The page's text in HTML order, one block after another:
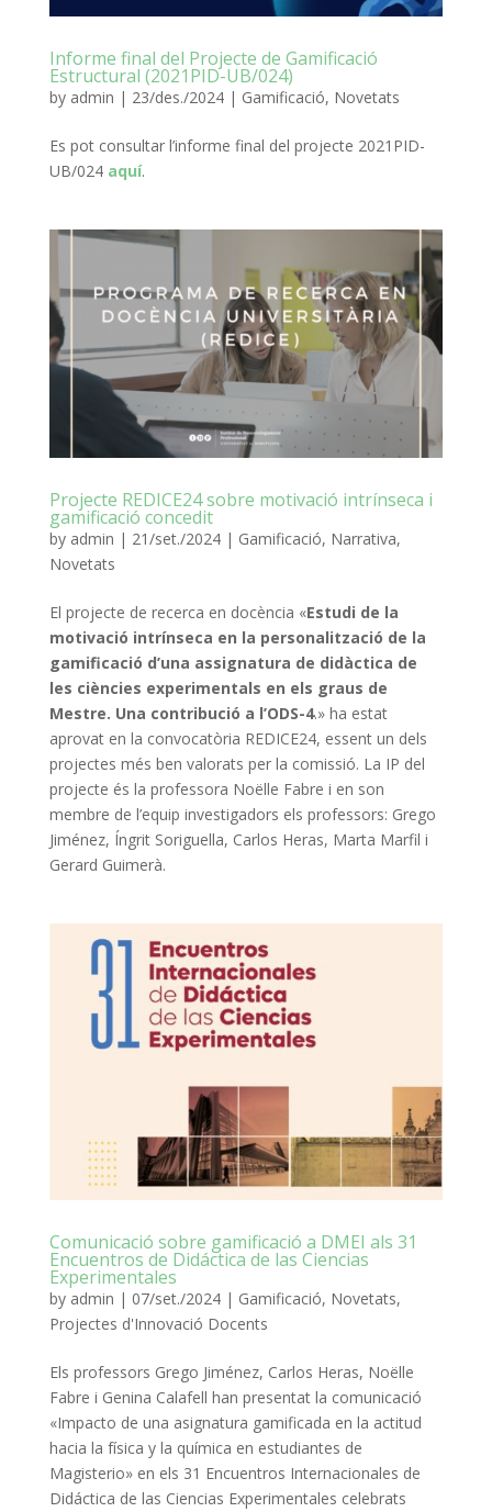
Informe final del Projecte de Gamificació
Estructural (2021PID-UB/024)
by admin | 23/des./2024| Gamificació, Novetats
Es pot consultar l’informe final del projecte 2021PID-
UB/024 aquí.
Projecte REDICE24 sobre motivació intrínseca i
gamificació concedit
by admin | 21/set./2024| Gamificació, Narrativa,
Novetats
El projecte de recerca en docència «Estudi de la
motivació intrínseca en la personalització de la
gamificació d’una assignatura de didàctica de
les ciències experimentals en els graus de
Mestre. Una contribució a l’ODS-4.» ha estat
aprovat en la convocatòria REDICE24, essent un dels
projectes més ben valorats per la comissió. La IP del
projecte és la professora Noëlle Fabre i en son
membre de l’equip investigadors els professors: Grego
Jiménez, Íngrit Soriguella, Carlos Heras, Marta Marfil i
Gerard Guimerà.
Comunicació sobre gamificació a DMEI als 31
Encuentros de Didáctica de las Ciencias
Experimentales
by admin | 07/set./2024| Gamificació, Novetats,
Projectes d'Innovació Docents
Els professors Grego Jiménez, Carlos Heras, Noëlle
Fabre i Genina Calafell han presentat la comunicació
«Impacto de una asignatura gamificada en la actitud
hacia la física y la química en estudiantes de
Magisterio» en els 31 Encuentros Internacionales de
Didáctica de las Ciencias Experimentales celebrats